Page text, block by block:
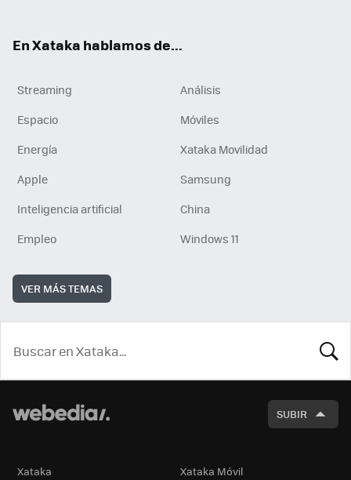
En Xataka hablamos de...
Streaming
Análisis
Espacio
Móviles
Energía
Xataka Movilidad
Apple
Samsung
Inteligencia artificial
China
Empleo
Windows 11
VER MÁS TEMAS
SUBIR
Xataka Xataka Móvil